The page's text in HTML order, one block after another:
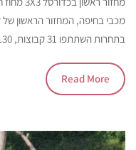
בתחרות השתתפו 31 קבוצות, 130 […]
Read More